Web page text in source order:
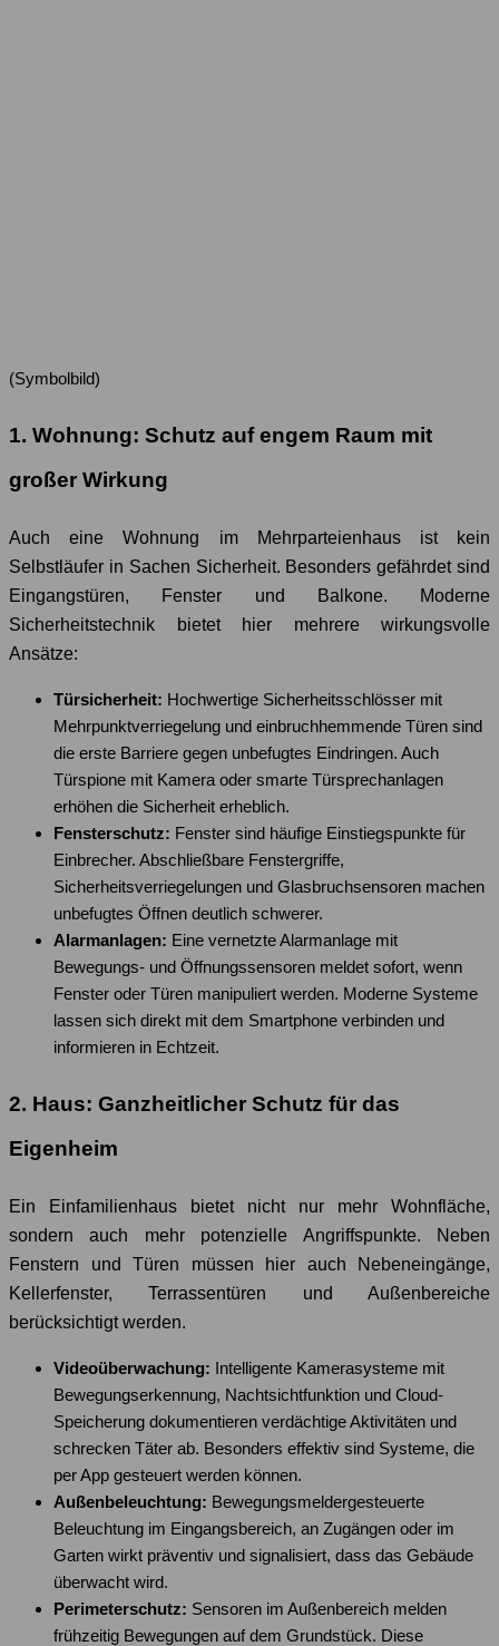
(Symbolbild)
1. Wohnung: Schutz auf engem Raum mit
großer Wirkung
Auch eine Wohnung im Mehrparteienhaus ist kein
Selbstläufer in Sachen Sicherheit. Besonders gefährdet sind
Eingangstüren, Fenster und Balkone. Moderne
Sicherheitstechnik bietet hier mehrere wirkungsvolle
Ansätze:
Türsicherheit: Hochwertige Sicherheitsschlösser mit
Mehrpunktverriegelung und einbruchhemmende Türen sind
die erste Barriere gegen unbefugtes Eindringen. Auch
Türspione mit Kamera oder smarte Türsprechanlagen
erhöhen die Sicherheit erheblich.
Fensterschutz: Fenster sind häufige Einstiegspunkte für
Einbrecher. Abschließbare Fenstergriffe,
Sicherheitsverriegelungen und Glasbruchsensoren machen
unbefugtes Öffnen deutlich schwerer.
Alarmanlagen: Eine vernetzte Alarmanlage mit
Bewegungs- und Öffnungssensoren meldet sofort, wenn
Fenster oder Türen manipuliert werden. Moderne Systeme
lassen sich direkt mit dem Smartphone verbinden und
informieren in Echtzeit.
2. Haus: Ganzheitlicher Schutz für das
Eigenheim
Ein Einfamilienhaus bietet nicht nur mehr Wohnfläche,
sondern auch mehr potenzielle Angriffspunkte. Neben
Fenstern und Türen müssen hier auch Nebeneingänge,
Kellerfenster, Terrassentüren und Außenbereiche
berücksichtigt werden.
Videoüberwachung: Intelligente Kamerasysteme mit
Bewegungserkennung, Nachtsichtfunktion und Cloud-
Speicherung dokumentieren verdächtige Aktivitäten und
schrecken Täter ab. Besonders effektiv sind Systeme, die
per App gesteuert werden können.
Außenbeleuchtung: Bewegungsmeldergesteuerte
Beleuchtung im Eingangsbereich, an Zugängen oder im
Garten wirkt präventiv und signalisiert, dass das Gebäude
überwacht wird.
Perimeterschutz: Sensoren im Außenbereich melden
frühzeitig Bewegungen auf dem Grundstück. Diese